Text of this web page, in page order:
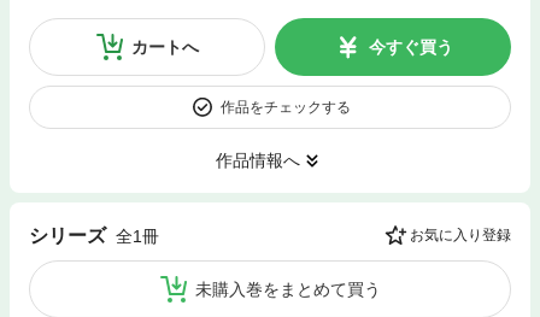
カートへ 今すぐ買う
作品をチェックする
作品情報へ
シリーズ 全1冊 お気に入り登録
未購入巻をまとめて買う